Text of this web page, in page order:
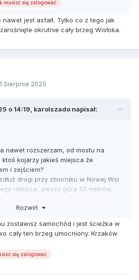
musisz się zalogować
nawet jest asfalt. Tylko co z tego jak
okrutnie cały brzeg Wisłoka.
1 Sierpnia 2025
o 14:19, karolszado napisał:
nawet rozszerzam, od mostu na
ktoś kojarzy jakieś miejsca że
i zejściem?
drogi przy zbiorniku w Nowej Wsi
miejsca, pieszo góra 50 metrów,
Rozwiń
zostawisz samochód i jest ścieżka w
cały ten brzeg umocniony. Krzaków
się zalogować